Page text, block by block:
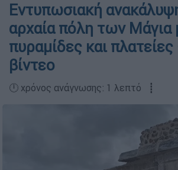
Εντυπωσιακή
αρχαία πόλη των Μάγια
πυραμίδες και
βίντεο
🕛 χρόνος ανάγνωσης: 1 λεπτό ┋